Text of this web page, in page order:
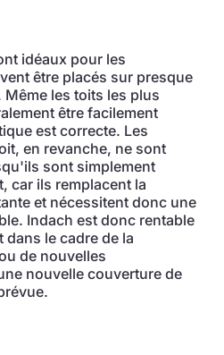
idéaux pour les
être placés sur presque
les toits les plus
être facilement
est correcte. Les
en revanche, ne sont
sont simplement
car ils remplacent la
et nécessitent donc une
Indach est donc rentable
le cadre de la
de nouvelles
nouvelle couverture de